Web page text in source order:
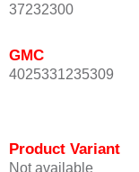
37232300
GMC
4025331235309
Product Variant
Not available